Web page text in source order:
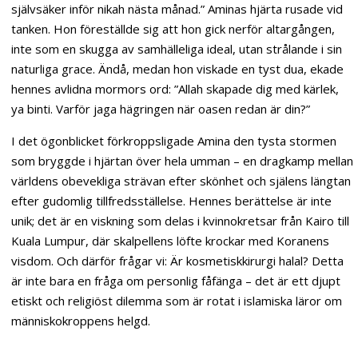
självsäker inför nikah nästa månad.” Aminas hjärta rusade vid
tanken. Hon föreställde sig att hon gick nerför altargången,
inte som en skugga av samhälleliga ideal, utan strålande i sin
naturliga grace. Ändå, medan hon viskade en tyst dua, ekade
hennes avlidna mormors ord: ”Allah skapade dig med kärlek,
ya binti. Varför jaga hägringen när oasen redan är din?”
I det ögonblicket förkroppsligade Amina den tysta stormen
som bryggde i hjärtan över hela umman – en dragkamp mellan
världens obevekliga strävan efter skönhet och själens längtan
efter gudomlig tillfredsställelse. Hennes berättelse är inte
unik; det är en viskning som delas i kvinnokretsar från Kairo till
Kuala Lumpur, där skalpellens löfte krockar med Koranens
visdom. Och därför frågar vi: Är kosmetiskkirurgi halal? Detta
är inte bara en fråga om personlig fåfänga – det är ett djupt
etiskt och religiöst dilemma som är rotat i islamiska läror om
människokroppens helgd.